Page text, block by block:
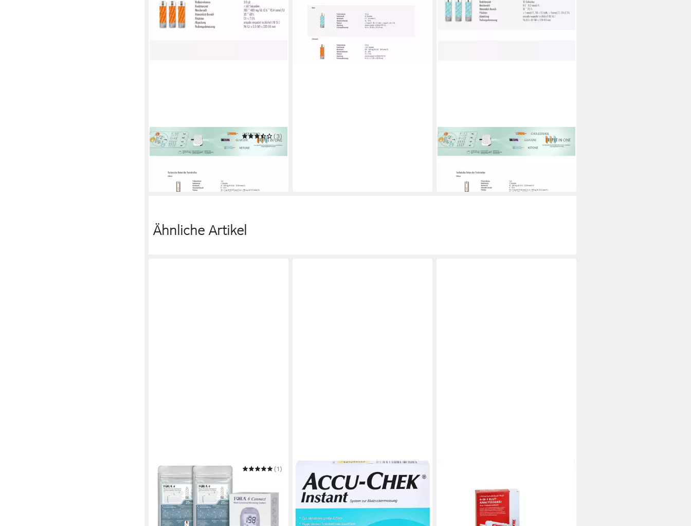
PROCHECK
Cholesterin-Teststreifen
(3)
29,90 € UVP39,90 €
-25%
in 5-6 Werktagen bei dir
PROCHECK
Keton-Teststreifen
29,90 €
-25%
in 5-6 Werktagen bei dir
Ähnliche Artikel
FORA
Cholesterin Messgerät 6 Connect
(1)
ab 55,99 € UVP62,99 €
-11%
in 4-5 Werktagen bei dir